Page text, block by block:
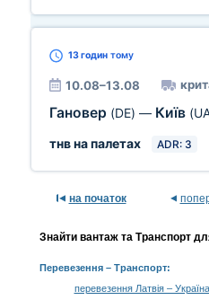
13 годин тому
10.08–13.08
Гановер (DE) — Київ
тнв на палетах
ADR: 3
на початок
Знайти вантаж та Транспорт
Перевезення– Транспорт:
перевезення Латвія – Україна